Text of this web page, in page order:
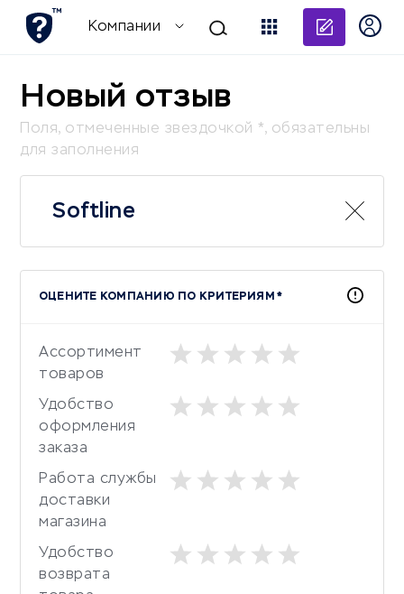
Компании
Новый отзыв
Поля, отмеченные звездочкой *, обязательны
для заполнения
Softline
ОЦЕНИТЕ КОМПАНИЮ ПО КРИТЕРИЯМ *
Ассортимент
товаров
Удобство
оформления
заказа
Работа службы
доставки
магазина
Удобство
возврата